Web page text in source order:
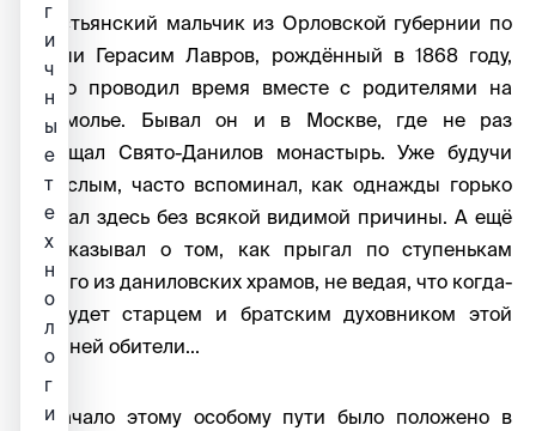
Крестьянский мальчик из Орловской губернии по
имени Герасим Лавров, рождённый в 1868 году,
часто проводил время вместе с родителями на
богомолье. Бывал он и в Москве, где не раз
посещал Свято-Данилов монастырь. Уже будучи
взрослым, часто вспоминал, как однажды горько
плакал здесь без всякой видимой причины. А ещё
рассказывал о том, как прыгал по ступенькам
одного из даниловских храмов, не ведая, что когда-
то будет старцем и братским духовником этой
древней обители...
А начало этому особому пути было положено в
г
и
ч
н
ы
е
т
е
х
н
о
л
о
г
и